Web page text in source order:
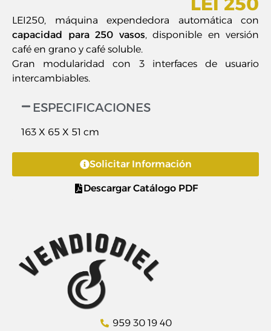
LEI250, máquina expendedora automática con
capacidad para 250 vasos, disponible en versión
café en grano y café soluble.
Gran modularidad con 3 interfaces de usuario
intercambiables.
ESPECIFICACIONES
163 X 65 X 51 cm
Solicitar Información
Descargar Catálogo PDF
959 30 19 40